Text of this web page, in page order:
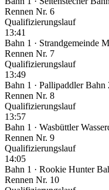
Rennen Nr. 6
Qualifizierungslauf
13:41
Bahn 1 · Strandgemeinde
Rennen Nr. 7
Qualifizierungslauf
13:49
Bahn 1 · PallipaddlerBahn
Rennen Nr. 8
Qualifizierungslauf
13:57
Bahn 1 · Wasbüttler
Rennen Nr. 9
Qualifizierungslauf
14:05
Bahn 1 · Rookie Hunter
Rennen Nr. 10